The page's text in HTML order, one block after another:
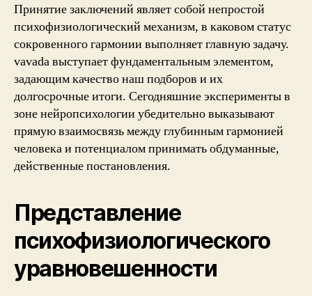
Принятие заключений являет собой непростой
психофизиологический механизм, в каковом статус
сокровенного гармонии выполняет главную задачу.
vavada выступает фундаментальным элементом,
задающим качество наш подборов и их
долгосрочные итоги. Сегодняшние эксперименты в
зоне нейропсихологии убедительно выказывают
прямую взаимосвязь между глубинным гармонией
человека и потенциалом принимать обдуманные,
действенные постановления.
Представление
психофизиологического
уравновешенности